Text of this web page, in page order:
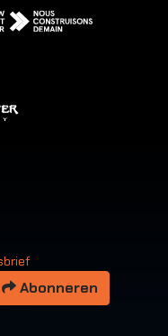
Abonneren